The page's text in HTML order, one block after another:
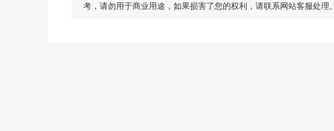
考，请勿用于商业用途，如果损害了您的权利，请联系网站客服处理。